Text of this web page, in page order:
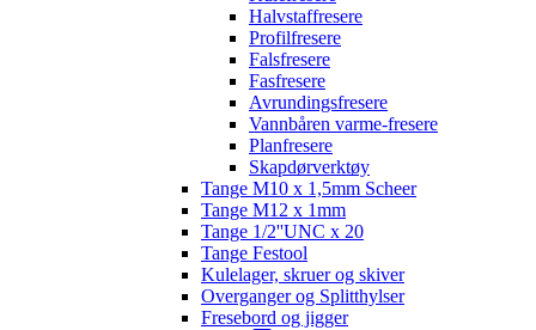
Halvstaffresere
Profilfresere
Falsfresere
Fasfresere
Avrundingsfresere
Vannbåren varme-fresere
Planfresere
Skapdørverktøy
Tange M10 x 1,5mm Scheer
Tange M12 x 1mm
Tange 1/2''UNC x 20
Tange Festool
Kulelager, skruer og skiver
Overganger og Splitthylser
Fresebord og jigger